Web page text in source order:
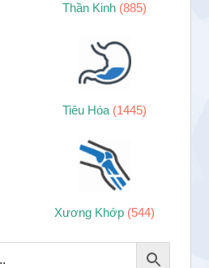
Thần Kinh (885)
Tiêu Hóa (1445)
Xương Khớp (544)